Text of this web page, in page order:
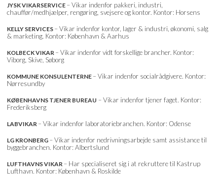
JYSK VIKARSERVICE – Vikar indenfor pakkeri, industri,
chauffør/medhjælper, rengøring, svejsere og kontor. Kontor: Horsens
KELLY SERVICES – Vikar indenfor kontor, lager & industri, økonomi, salg
& marketing. Kontor: København & Aarhus
KOLBECK VIKAR – Vikar indenfor vidt forskellige brancher. Kontor:
Viborg, Skive, Søborg
KOMMUNE KONSULENTERNE – Vikar indenfor socialrådgivere. Kontor:
Nørresundby
KØBENHAVNS TJENER BUREAU – Vikar indenfor tjener faget. Kontor:
Frederiksberg
LABVIKAR – Vikar indenfor laboratoriebranchen. Kontor: Odense
LG KRONBERG – Vikar indenfor nedrivningsarbejde samt assistance til
byggebranchen. Kontor: Albertslund
LUFTHAVNS VIKAR – Har specialiseret sig i at rekruttere til Kastrup
Lufthavn. Kontor: København & Roskilde